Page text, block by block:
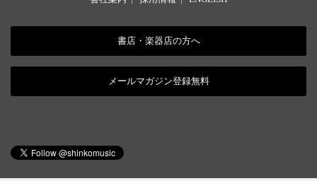
書店・楽器店の方へ
メールマガジン登録無料